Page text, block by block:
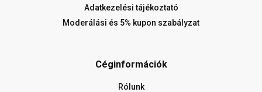
Adatkezelési tájékoztató
Moderálási és 5% kupon szabályzat
Céginformációk
Rólunk